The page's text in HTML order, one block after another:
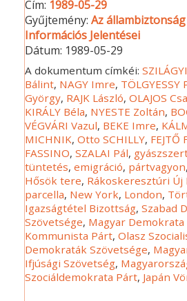
Cím: 1989-05-29
Gyűjtemény:Az
Információs Jelentései
Dátum: 1989-05-29
A dokumentum címkéi:
Bálint, NAGY Imre, TÖLGYESSY
György, RAJK László,OLAJOS
KIRÁLY Béla, NYESTE Zoltán,
VÉGVÁRI Vazul, BEKE Imre,
MICHNIK,Otto SCHILLY, FEJTŐ
FASSINO,SZALAI Pál,
tüntetés,emigráció, pártvagyon
Hősök tere, Rákoskeresztúri Új
parcella, New York, London,
Igazságtétel Bizottság,Szabad
Szövetsége, Magyar Demokrata
Kommunista Párt,Olasz
Demokraták Szövetsége,
Ifjúsági Szövetség,
Szociáldemokrata Párt, Japán